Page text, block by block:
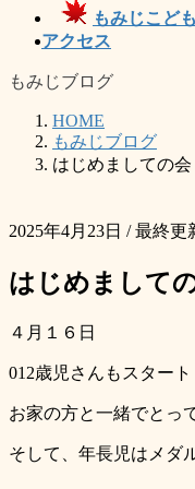
もみじこど
アクセス
もみじブログ
HOME
もみじブログ
はじめましての会
2025年4月23日 / 最終更
はじめまして
４月１６日
012歳児さんもスタート
お家の方と一緒でとっ
そして、年長児はメダ